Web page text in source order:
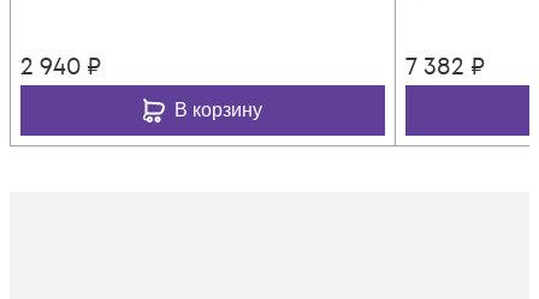
2 940 ₽
В корзину
7 382 ₽